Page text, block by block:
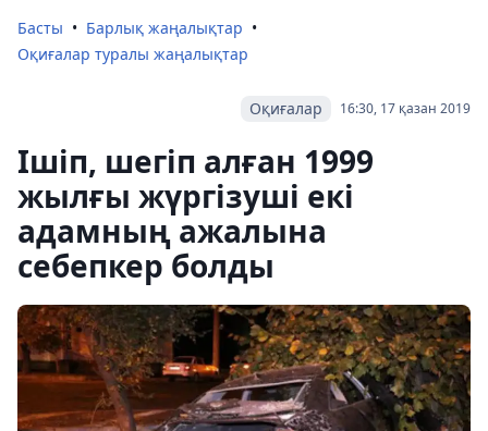
Басты
Барлық жаңалықтар
Оқиғалар туралы жаңалықтар
16:30, 17 қазан 2019
Оқиғалар
Ішіп, шегіп алған 1999
жылғы жүргізуші екі
адамның ажалына
себепкер болды